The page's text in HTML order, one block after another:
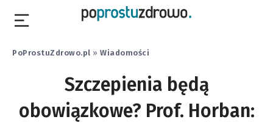
PoProstuZdrowo.pl » Wiadomości
Szczepienia będą
obowiązkowe? Prof. Horban: